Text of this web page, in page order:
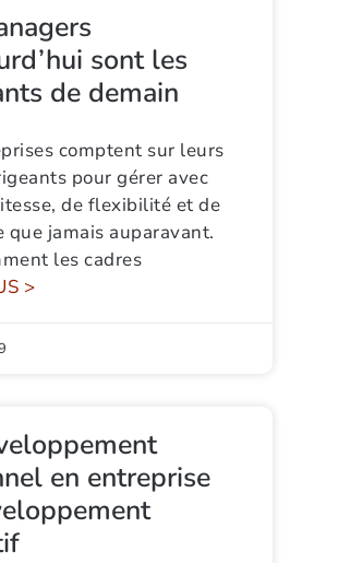
sont les
de demain
comptent sur leurs
pour gérer avec
de flexibilité et de
que jamais auparavant.
les cadres
>
en entreprise